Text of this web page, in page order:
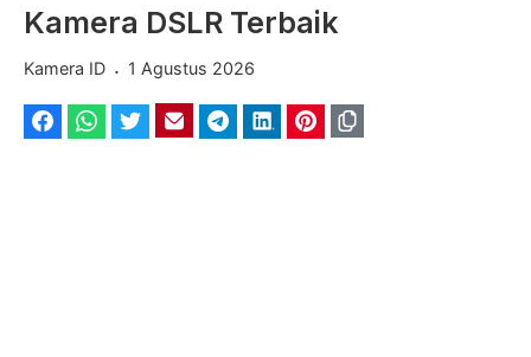
Kamera DSLR Terbaik
Kamera ID . 1 Agustus 2026